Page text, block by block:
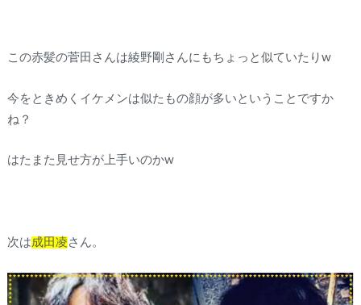
この赤髪の菅田さんは綾野剛さんにもちょっと似ていたりw
今をときめくイケメンは似たもの顔が多いということですか
ね？
はたまた見せ方が上手いのかw
次は 成田凌 さん。